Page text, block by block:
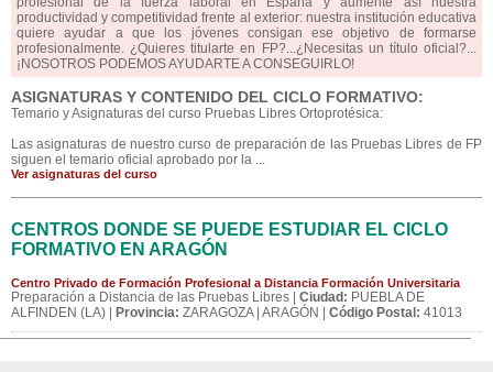
productividad y competitividad frente al exterior: nuestra institución educativa
quiere ayudar a que los jóvenes consigan ese objetivo de formarse
profesionalmente. ¿Quieres titularte en FP?...¿Necesitas un título oficial?...
¡NOSOTROS PODEMOS AYUDARTE A CONSEGUIRLO!
ASIGNATURAS Y CONTENIDO DEL CICLO FORMATIVO:
Temario y Asignaturas del curso Pruebas Libres Ortoprotésica:
Las asignaturas de nuestro curso de preparación de las Pruebas Libres de FP
siguen el temario oficial aprobado por la ...
Ver asignaturas del curso
CENTROS DONDE SE PUEDE ESTUDIAR EL CICLO
FORMATIVO EN ARAGÓN
Centro Privado de Formación Profesional a Distancia Formación Universitaria
Preparación a Distancia de las Pruebas Libres | Ciudad: PUEBLA DE
ALFINDEN (LA) |
Provincia: ZARAGOZA | ARAGÓN | Código Postal: 41013